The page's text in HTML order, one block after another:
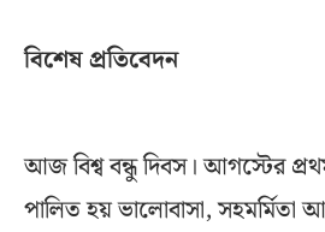
বিশেষ প্রতিবেদন
আজ বিশ্ব বন্ধু দিবস। আগস্টের
পালিত হয় ভালোবাসা, সহমর্মিতা